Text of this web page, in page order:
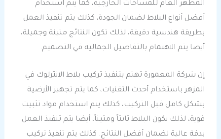
المظهر العام للمساحات الخارجية، كما يتم استخدام
أفضل أنواع البلاط لضمان الجودة، كذلك يتم تنفيذ العمل
بطريقة هندسية دقيقة، لذلك تكون النتائج متينة وجميلة،
أيضا يتم الاهتمام بالتفاصيل الجمالية في التصميم.
إن شركة المعمورة تهتم بتنفيذ تركيب بلاط الانترلوك في
المزهر باستخدام أحدث التقنيات، كما يتم تجهيز الأرضية
بشكل كامل قبل التركيب، كذلك يتم استخدام مواد تثبيت
قوية، لذلك يكون البلاط ثابتاً ومتيناً، أيضا يتم تنفيذ العمل
بدقة عالية لضمان أفضل النتائج. كذلك يتم تنفيذ تركيب